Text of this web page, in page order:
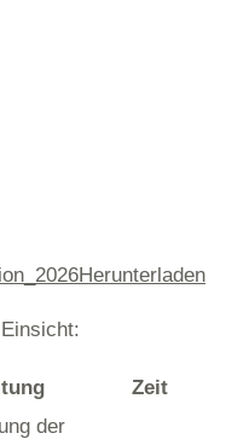
Herunterladen
Zeit
der